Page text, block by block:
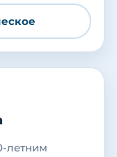
летним